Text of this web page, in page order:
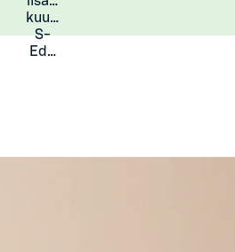
kuukauden
S-
Eduista